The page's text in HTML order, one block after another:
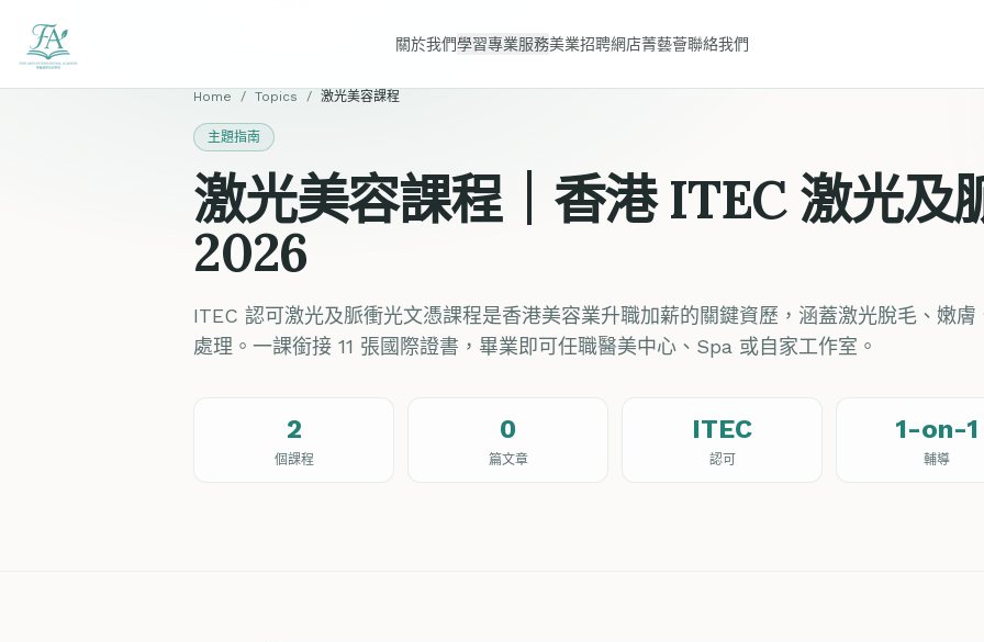
關於我們學習專業服務美業招聘網店菁藝薈聯絡我們
Home / Topics / 激光美容課程
主題指南
激光美容課程｜香港 ITEC 激光及
2026
ITEC 認可激光及脈衝光文憑課程是香港美容業升職加薪的關鍵資歷，涵蓋激光脫毛、嫩膚
處理。一課銜接 11 張國際證書，畢業即可任職醫美中心、Spa 或自家工作室。
2
個課程
0
篇文章
ITEC
認可
1-on-1
輔導